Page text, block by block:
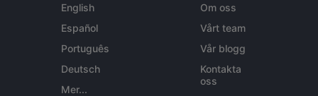
English
Español
Português
Deutsch
Mer...
Om oss
Vårt team
Vår blogg
Kontakta
oss